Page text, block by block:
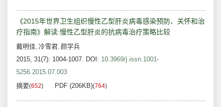
《2015年世界卫生组织慢性乙型肝炎病毒感染预防、关怀和治
疗指南》解读:慢性乙型肝炎的抗病毒治疗策略比较
戴明佳, 冷雪君, 颜学兵
2015, 31(7): 1004-1007. DOI: 10.3969/j.issn.1001-
5256.2015.07.003
摘要(652) PDF (206KB)(764)